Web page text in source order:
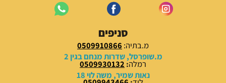
סניפים
מ.בתיה: 0509910866
מ.שופרסל, שדרות מנחם בגין 2
רמלה:
0509930132
נאות שמיר, משה לוי 18